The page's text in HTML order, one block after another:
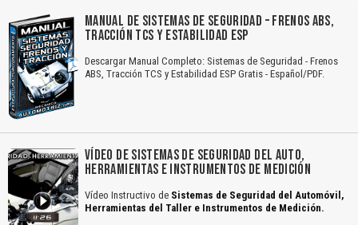
MANUAL DE SISTEMAS DE SEGURIDAD – FRENOS ABS,
TRACCIÓN TCS Y ESTABILIDAD ESP
Descargar Manual Completo: Sistemas de Seguridad - Frenos
ABS, Tracción TCS y Estabilidad ESP Gratis - Español/PDF.
VÍDEO DE SISTEMAS DE SEGURIDAD DEL AUTO,
HERRAMIENTAS E INSTRUMENTOS DE MEDICIÓN
Vídeo Instructivo de Sistemas de Seguridad del Automóvil,
Herramientas del Taller e Instrumentos de Medición.